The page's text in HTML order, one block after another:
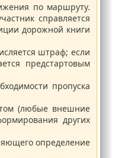
по маршруту.
справляется
дорожной книги
штраф; если
предстартовым
пропуска
(любые внешние
других
определение